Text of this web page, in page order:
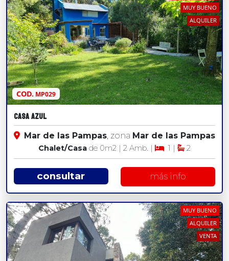
COD.MP029
MUY BUENO
ALQUILER
Casa Azul
Mar de las Pampas , zona Mar de las Pampas
Chalet/Casa de 0m2 | 2 Amb. | 1 | 2
consultar más info
MUY BUENO
ALQUILER
VENTA